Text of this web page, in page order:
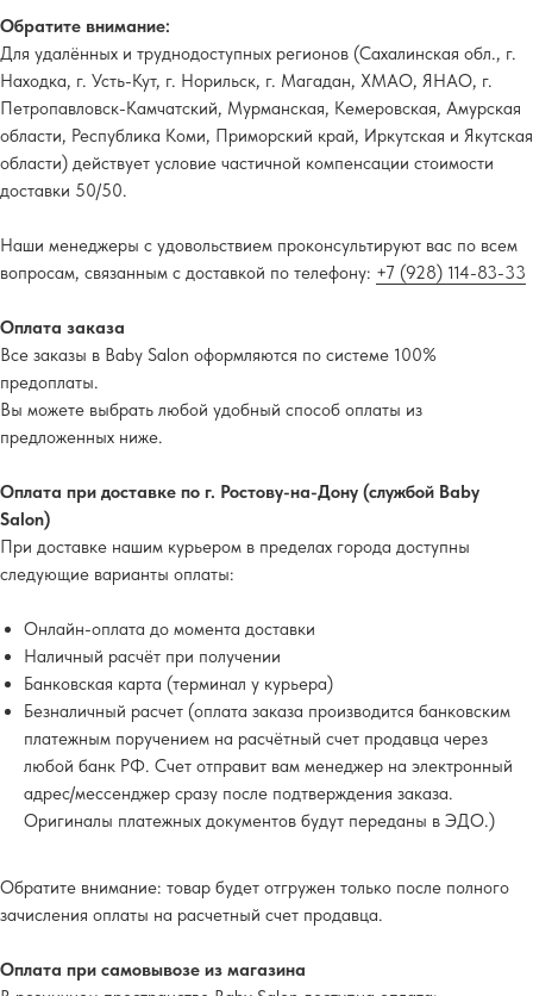
Обратите внимание:
Для удалённых и труднодоступных регионов (Сахалинская обл., г.
Находка, г. Усть-Кут, г. Норильск, г. Магадан, ХМАО, ЯНАО, г.
Петропавловск-Камчатский, Мурманская, Кемеровская, Амурская
области, Республика Коми, Приморский край, Иркутская и Якутская
области) действует условие частичной компенсации стоимости
доставки 50/50.
Наши менеджеры с удовольствием проконсультируют вас по всем
вопросам, связанным с доставкой по телефону: +7 (928) 114-83-33
Оплата заказа
Все заказы в Baby Salon оформляются по системе 100%
предоплаты.
Вы можете выбрать любой удобный способ оплаты из
предложенных ниже.
Оплата при доставке по г. Ростову-на-Дону (службой Baby
Salon)
При доставке нашим курьером в пределах города доступны
следующие варианты оплаты:
Онлайн-оплата до момента доставки
Наличный расчёт при получении
Банковская карта (терминал у курьера)
Безналичный расчет (оплата заказа производится банковским
платежным поручением на расчётный счет продавца через
любой банк РФ. Счет отправит вам менеджер на электронный
адрес/мессенджер сразу после подтверждения заказа.
Оригиналы платежных документов будут переданы в ЭДО.)
Обратите внимание: товар будет отгружен только после полного
зачисления оплаты на расчетный счет продавца.
Оплата при самовывозе из магазина